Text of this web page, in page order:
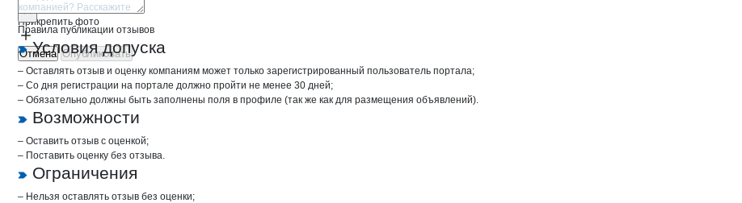
Прикрепить фото
Отмена Опубликовать
Правила публикации отзывов
Условия допуска
– Оставлять отзыв и оценку компаниям может только зарегистрированный пользователь портала;
– Со дня регистрации на портале должно пройти не менее 30 дней;
– Обязательно должны быть заполнены поля в профиле (так же как для размещения объявлений).
Возможности
– Оставить отзыв с оценкой;
– Поставить оценку без отзыва.
Ограничения
– Нельзя оставлять отзыв без оценки;